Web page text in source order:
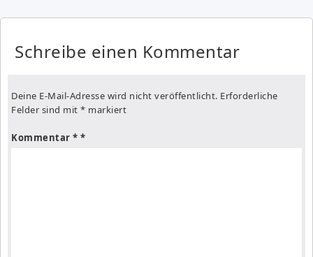
Schreibe einen Kommentar
Deine E-Mail-Adresse wird nicht veröffentlicht. Erforderliche
Felder sind mit * markiert
Kommentar *